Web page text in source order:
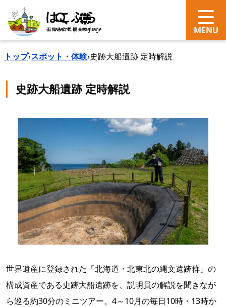
search Language
トップ›スポット・体験›史跡大船遺跡 定時解説
史跡大船遺跡 定時解説
世界遺産に登録された「北海道・北東北の縄文遺跡群」の
構成資産である史跡大船遺跡を、説明員の解説を聞きなが
ら巡る約30分のミニツアー。4～10月の毎日10時・13時か